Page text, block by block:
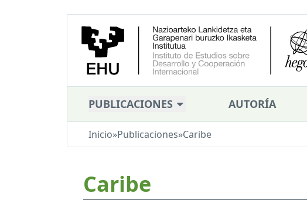
PUBLICACIONES AUTORÍA
Inicio»Publicaciones»Caribe
Caribe